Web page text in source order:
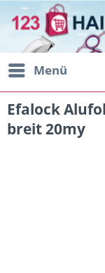
Menü
Efalock
breit 20my